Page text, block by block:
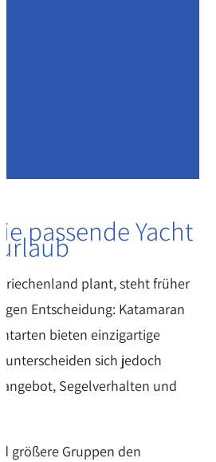
passende Yacht
plant, steht früher
Entscheidung: Katamaran
bieten einzigartige
unterscheiden sich jedoch
Segelverhalten und
größere Gruppen den